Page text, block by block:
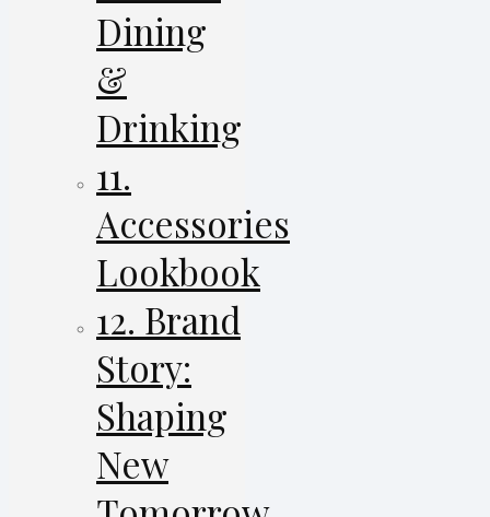
Dining
&
Drinking
11.
Accessories
Lookbook
12. Brand
Story:
Shaping
New